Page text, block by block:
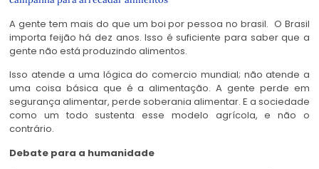
A gente tem mais do que um boi por pessoa no brasil. O Brasil
importa feijão há dez anos. Isso é suficiente para saber que a
gente não está produzindo alimentos.
Isso atende a uma lógica do comercio mundial; não atende a
uma coisa básica que é a alimentação. A gente perde em
segurança alimentar, perde soberania alimentar. E a sociedade
como um todo sustenta esse modelo agrícola, e não o
contrário.
Debate para a humanidade